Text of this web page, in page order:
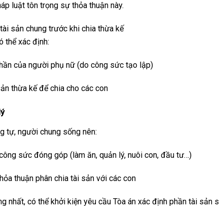
luật tôn trọng sự thỏa thuận này.
sản chung trước khi chia thừa kế
thể xác định:
của người phụ nữ (do công sức tạo lập)
thừa kế để chia cho các con
tự, người chung sống nên:
sức đóng góp (làm ăn, quản lý, nuôi con, đầu tư…)
thuận phân chia tài sản với các con
nhất, có thể khởi kiện yêu cầu Tòa án xác định phần tài sản